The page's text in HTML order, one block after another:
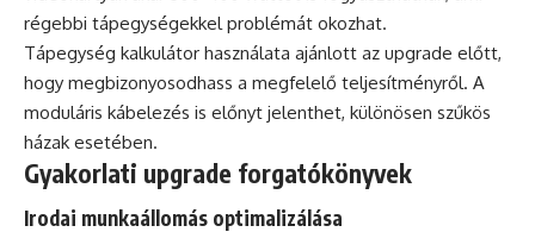
régebbi tápegységekkel problémát okozhat.
Tápegység kalkulátor használata ajánlott az upgrade előtt,
hogy megbizonyosodhass a megfelelő teljesítményről. A
moduláris kábelezés is előnyt jelenthet, különösen szűkös
házak esetében.
Gyakorlati upgrade forgatókönyvek
Irodai munkaállomás optimalizálása